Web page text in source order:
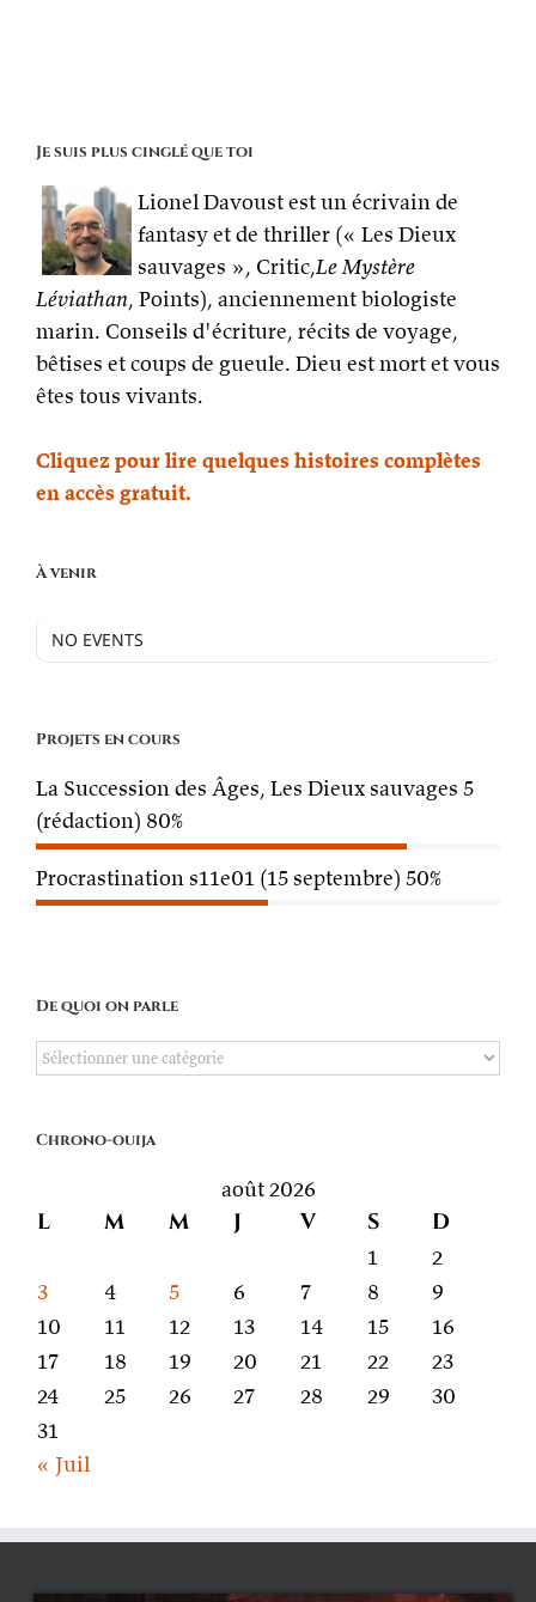
Je suis plus cinglé que toi
Lionel Davoust est un écrivain de
fantasy et de thriller (« Les Dieux
sauvages », Critic,Le Mystère
Léviathan, Points), anciennement biologiste
marin. Conseils d'écriture, récits de voyage,
bêtises et coups de gueule. Dieu est mort et vous
êtes tous vivants.
Cliquez pour lire quelques histoires complètes
en accès gratuit.
À venir
NO EVENTS
Projets en cours
La Succession des Âges, Les Dieux sauvages 5
(rédaction) 80%
Procrastination s11e01 (15 septembre) 50%
De quoi on parle
De
parle
Chrono-ouija
août 2026
L M M J V S D
1
2
3
4 5 6 7 8
9
10
11 12 13 14 15
16
17
18 19 20 21 22
23
24
25 26 27 28 29
30
31
« Juil